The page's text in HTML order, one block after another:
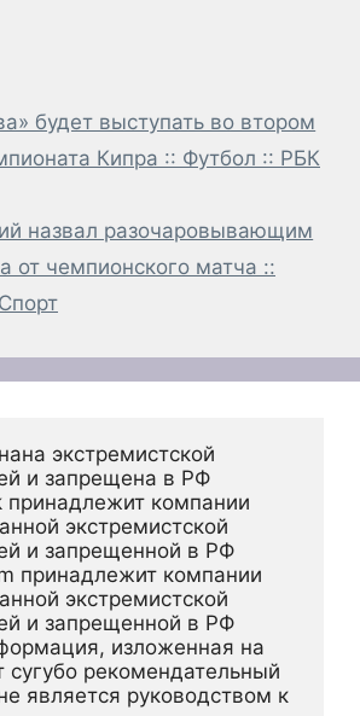
будет выступать во втором
Кипра :: Футбол :: РБК
назвал разочаровывающим
от чемпионского матча ::
экстремистской
и запрещена в РФ
принадлежит компании
экстремистской
и запрещенной в РФ
принадлежит компании
экстремистской
и запрещенной в РФ
изложенная на
сугубо рекомендательный
является руководством к